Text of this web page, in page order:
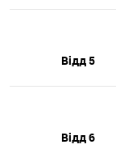
Відд 5
Відд 6